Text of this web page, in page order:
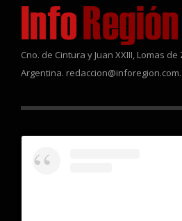
Cno. de Cintura y Juan XXIII, Lomas
Argentina.